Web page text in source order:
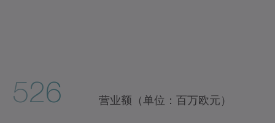
526 营业额（单位：百万欧元）